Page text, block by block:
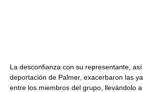
La desconfianza con su representante,
deportación de Palmer, exacerbaron las
entre los miembros del grupo, llevándolo